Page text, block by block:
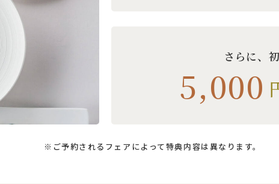
さらに、
5,000
※ご予約されるフェアによって特典内容は異なります。